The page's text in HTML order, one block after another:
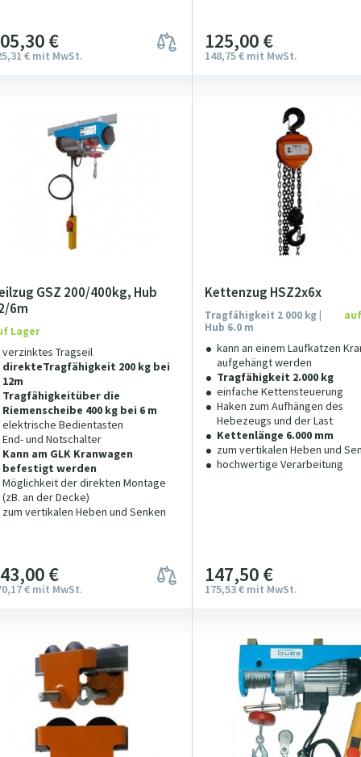
30€
31€ mit MwSt.
125 00€
148 75€ mit MwSt.
GSZ 200/400kg, Hub
6m
verzinktes Tragseil
direkteTragfähigkeit 200 kg bei
12m
Tragfähigkeitüber die
Riemenscheibe 400 kg bei 6 m
elektrische Bedientasten
End- und Notschalter
Kann am GLK Kranwagen
befestigt werden
Möglichkeit der direkten Montage
(zB. an der Decke)
zum vertikalen Heben und Senken
Lager
00€
17€ mit MwSt.
Kettenzug HSZ2x6x
Tragfähigkeit 2 000 kg |
Hub 6.0 m
kann an einem Laufkatzen
aufgehängt werden
Tragfähigkeit 2.000 kg
einfache Kettensteuerung
Haken zum Aufhängen des
Hebezeugs und der Last
Kettenlänge 6.000 mm
zum vertikalen Heben und
hochwertige Verarbeitung
147 50€
175 53€ mit MwSt.